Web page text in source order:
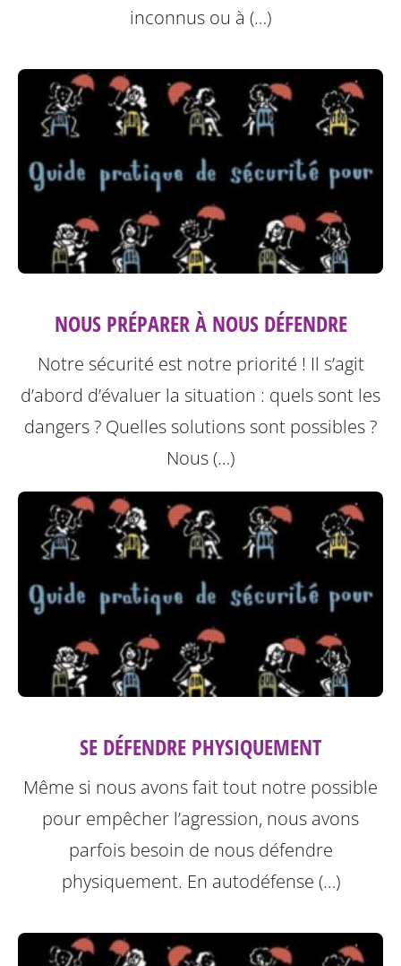
inconnus ou à (…)
NOUS PRÉPARER À NOUS DÉFENDRE
Notre sécurité est notre priorité ! Il s’agit
d’abord d’évaluer la situation : quels sont les
dangers ? Quelles solutions sont possibles ?
Nous (…)
SE DÉFENDRE PHYSIQUEMENT
Même si nous avons fait tout notre possible
pour empêcher l’agression, nous avons
parfois besoin de nous défendre
physiquement. En autodéfense (…)